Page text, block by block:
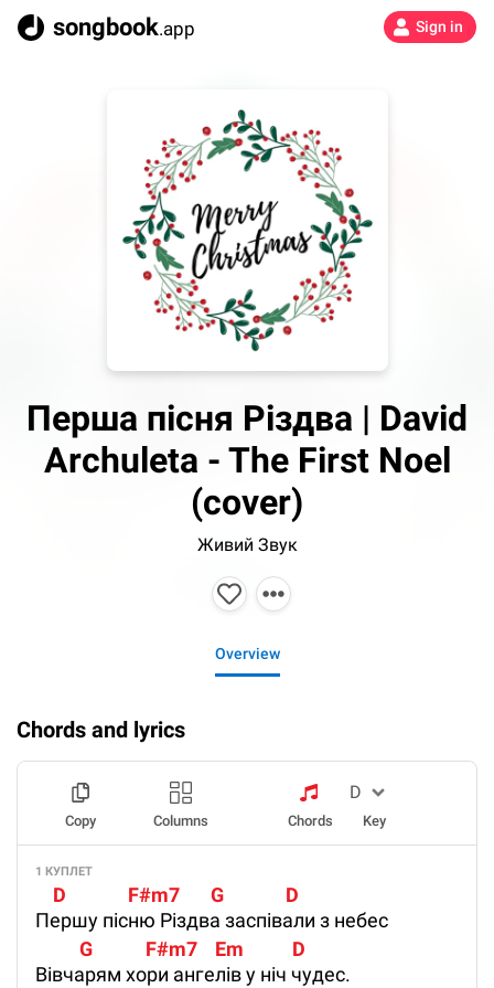
songbook.app Sign in
Перша пісня Різдва | David
Archuleta - The First Noel
(cover)
Живий Звук
Overview
Chords and lyrics
Copy Columns Chords Key
1 КУПЛЕТ
    D              F#m7       G              D
Першу пісню Різдва заспівали з небес
          G            F#m7    Em           D
Вівчарям хори ангелів у ніч чудес.